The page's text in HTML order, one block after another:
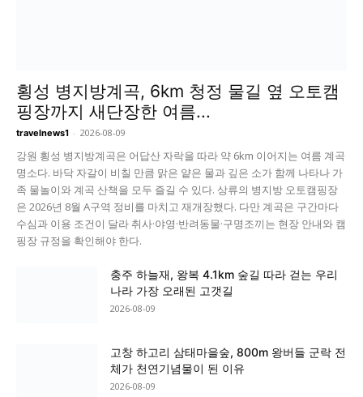
횡성 병지방계곡, 6km 청정 물길 옆 오토캠
핑장까지 새단장한 여름...
travelnews1 - 2026-08-09
강원 횡성 병지방계곡은 어답산 자락을 따라 약 6km 이어지는 여름 계곡
명소다. 바닥 자갈이 비칠 만큼 맑은 얕은 물과 깊은 소가 함께 나타나 가
족 물놀이와 계곡 산책을 모두 즐길 수 있다. 상류의 병지방 오토캠핑장
은 2026년 8월 A구역 정비를 마치고 재개장했다. 다만 계곡은 구간마다
수심과 이용 조건이 달라 취사·야영·반려동물·구명조끼는 현장 안내와 캠
핑장 규정을 확인해야 한다.
충주 하늘재, 왕복 4.1km 숲길 따라 걷는 우리
나라 가장 오래된 고갯길
2026-08-09
고창 하고리 삼태마을숲, 800m 왕버들 군락 전
체가 천연기념물이 된 이유
2026-08-09